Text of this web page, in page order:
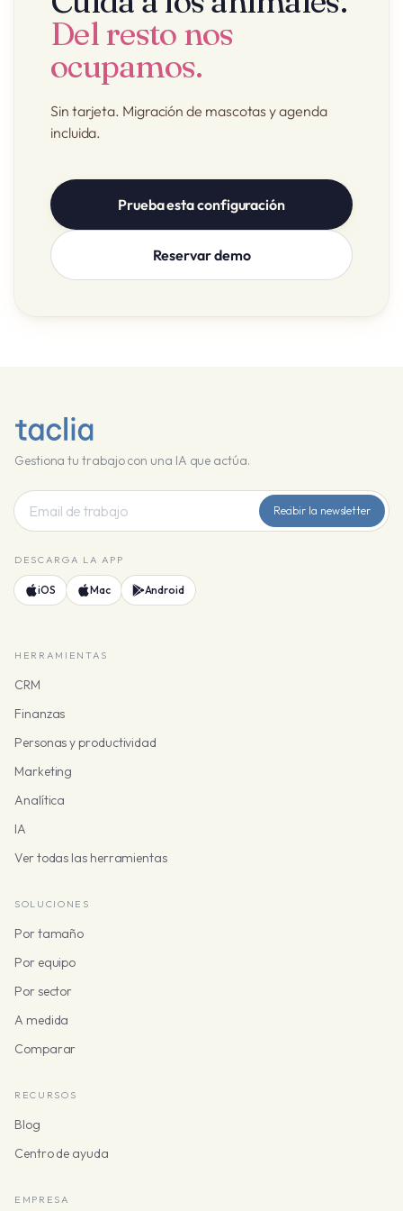
Del resto nos
ocupamos.
Sin tarjeta. Migración de mascotas y agenda
incluida.
Prueba esta configuración
Reservar demo
Gestiona tu trabajo con una IA que actúa.
Recibir la newsletter
DESCARGA LA APP
iOS Mac Android
HERRAMIENTAS
CRM
Finanzas
Personas y productividad
Marketing
Analítica
IA
Ver todas las herramientas
SOLUCIONES
Por tamaño
Por equipo
Por sector
A medida
Comparar
RECURSOS
Blog
Centro de ayuda
EMPRESA